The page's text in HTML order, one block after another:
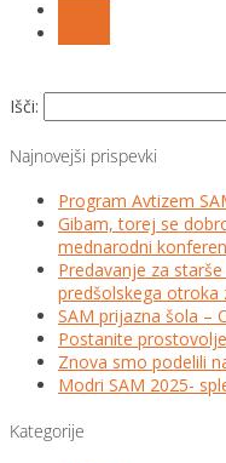
Išči:
Najnovejši prispevki
Program Avtizem
Gibam, torej se
mednarodni
Predavanje za
predšolskega otroka
SAM prijazna šola –
Postanite
Znova smo podelili
Modri SAM 2025-
Kategorije